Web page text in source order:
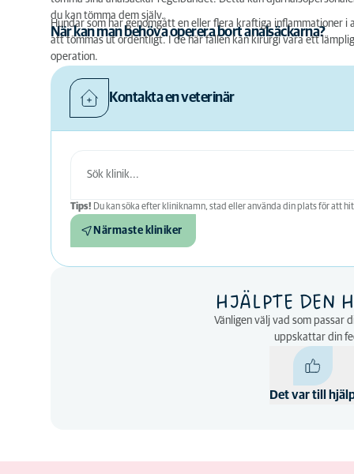
du kan tömma dem själv.
När kan man behöva operera bort analsäckarna?
Hundar som har genomgått en eller flera kraftiga inflammationer
att tömmas ut ordentligt. I de här fallen kan kirurgi vara ett
operation.
Kontakta en veterinär
Tips! Du kan söka efter kliniknamn, stad eller använda din plats för att
Närmaste kliniker
HJÄLPTE DEN
Vänligen välj vad som passar
uppskattar din
Det var till